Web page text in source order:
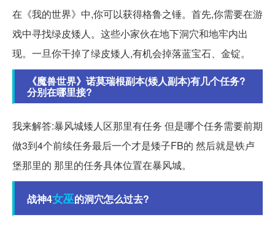
在《我的世界》中,你可以获得格鲁之锤。首先,你需要在游
戏中寻找绿皮矮人。这些小家伙在地下洞穴和地牢内出
现。一旦你干掉了绿皮矮人,有机会掉落蓝宝石、金锭。
《魔兽世界》诺莫瑞根副本(矮人副本)有几个任务?
分别在哪里接?
我来解答:暴风城矮人区那里有任务 但是哪个任务需要前期
做3到4个前续任务最后一个才是矮子FB的 然后就是铁卢
堡那里的 那里的任务具体位置在暴风城。
战神4女巫的洞穴怎么过去?